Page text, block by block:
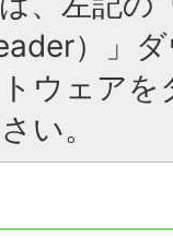
）」
ウェア
い。